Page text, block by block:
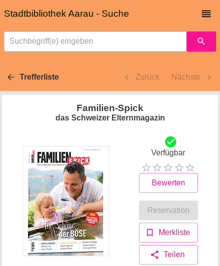
Stadtbibliothek Aarau - Suche
Suchbegriff(e) eingeben
Trefferliste Zurück Nächste
Familien-Spick
das Schweizer Elternmagazin
Verfügbar
Bewerten
Reservation
Merkliste
Teilen